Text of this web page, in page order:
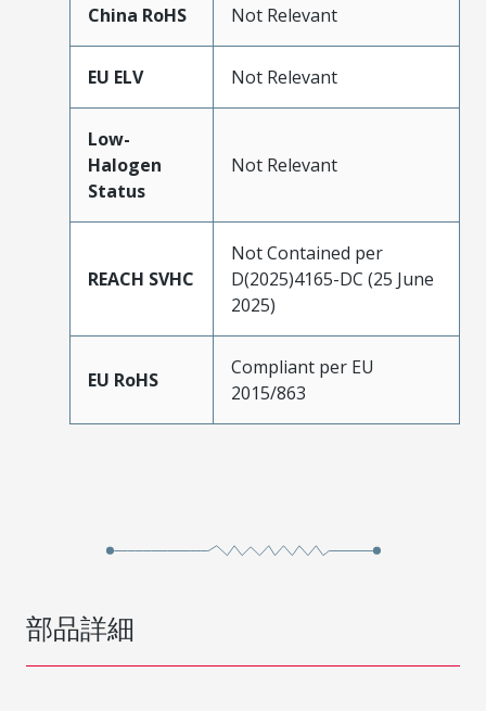
China RoHS Not Relevant
EU ELV Not Relevant
Low-
Halogen
Status
Not Relevant
REACH SVHC
Not Contained per
D(2025)4165-DC (25 June
2025)
EU RoHS
Compliant per EU
2015/863
部品詳細